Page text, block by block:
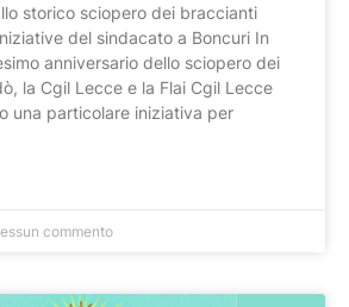
storico sciopero dei braccianti
del sindacato a Boncuri In
anniversario dello sciopero dei
la Cgil Lecce e la Flai Cgil Lecce
una particolare iniziativa per
commento